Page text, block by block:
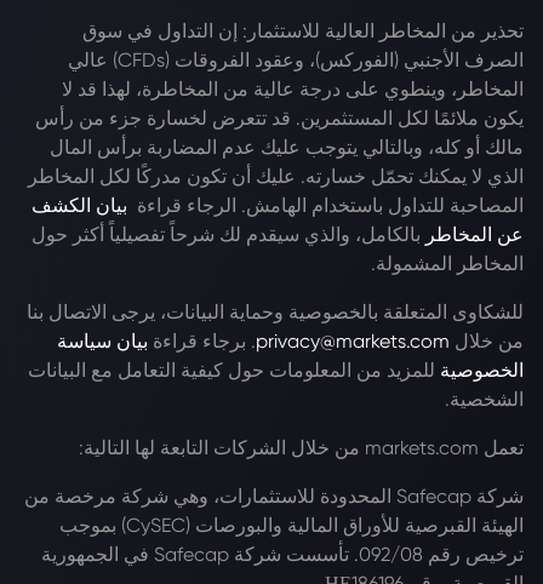
تحذير من المخاطر العالية للاستثمار: إن التداول في سوق
الصرف الأجنبي (الفوركس)، وعقود الفروقات (CFDs) عالي
المخاطر، وينطوي على درجة عالية من المخاطرة، لهذا قد لا
يكون ملائمًا لكل المستثمرين. قد تتعرض لخسارة جزء من رأس
مالك أو كله، وبالتالي يتوجب عليك عدم المضاربة برأس المال
الذي لا يمكنك تحمّل خسارته. عليك أن تكون مدركًا لكل المخاطر
المصاحبة للتداول باستخدام الهامش. الرجاء قراءة بيان الكشف
عن المخاطر بالكامل، والذي سيقدم لك شرحاً تفصيلياً أكثر حول
المخاطر المشمولة.
للشكاوى المتعلقة بالخصوصية وحماية البيانات، يرجى الاتصال بنا
من خلال privacy@markets.com. برجاء قراءة بيان سياسة
الخصوصية للمزيد من المعلومات حول كيفية التعامل مع البيانات
الشخصية.
تعمل markets.com من خلال الشركات التابعة لها التالية:
شركة Safecap المحدودة للاستثمارات، وهي شركة مرخصة من
الهيئة القبرصية للأوراق المالية والبورصات (CySEC) بموجب
ترخيص رقم 092/08. تأسست شركة Safecap في الجمهورية